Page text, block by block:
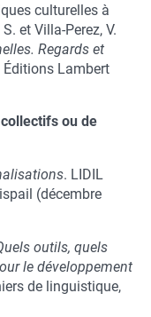
culturelles à
et Villa-Perez, V.
Regards et
Éditions Lambert
ou de
. LIDIL
(décembre
outils, quels
le développement
de linguistique,